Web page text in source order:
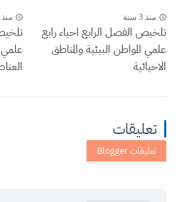
منذ 3 سنة
تلخيص الفصل الرابع احياء رابع
علمي المواطن البيئية والمناطق
الاحيائية
منذ 3 سنة
علمي
تعليقات